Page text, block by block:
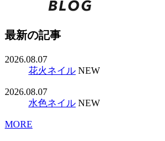
最新の記事
2026.08.07
花火ネイル NEW
2026.08.07
水色ネイル NEW
MORE